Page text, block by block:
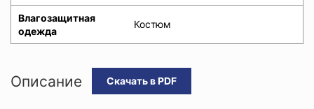
Влагозащитная
одежда
Костюм
Описание Скачать в PDF